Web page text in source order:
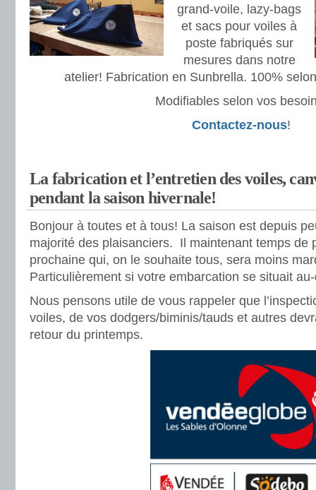
grand-voile, lazy-bags
et sacs pour voiles à
poste fabriqués sur
mesures dans notre
atelier! Fabrication en Sunbrella. 100%
Modifiables selon vos
Contactez-nous!
La fabrication et l’entretien des voiles,
pendant la saison hivernale!
Bonjour à toutes et à tous! La saison est depuis
majorité des plaisanciers. Il maintenant temps de
prochaine qui, on le souhaite tous, sera moins
Particulièrement si votre embarcation se situait
Nous pensons utile de vous rappeler que
voiles, de vos dodgers/biminis/tauds et autres
retour du printemps.